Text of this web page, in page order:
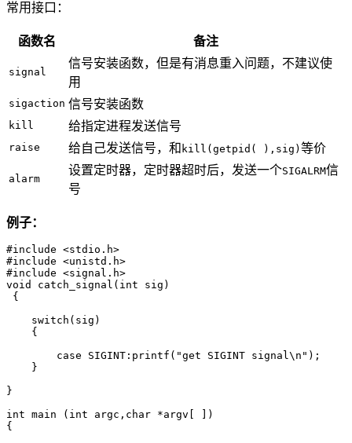
常用接口：
函数名 备注
signal
信号安装函数，但是有消息重入问题，不建议使
用
sigaction 信号安装函数
kill 给指定进程发送信号
raise 给自己发送信号，和 kill(getpid( ),sig) 等价
alarm
设置定时器，定时器超时后，发送一个SIGALRM信
号
例子：
#include <stdio.h>
#include <unistd.h>
#include <signal.h>
void catch_signal(int sig)
{
    switch(sig)
    {
        case SIGINT:printf("get SIGINT signal\n");
    }
}
int main (int argc,char *argv[ ])
{